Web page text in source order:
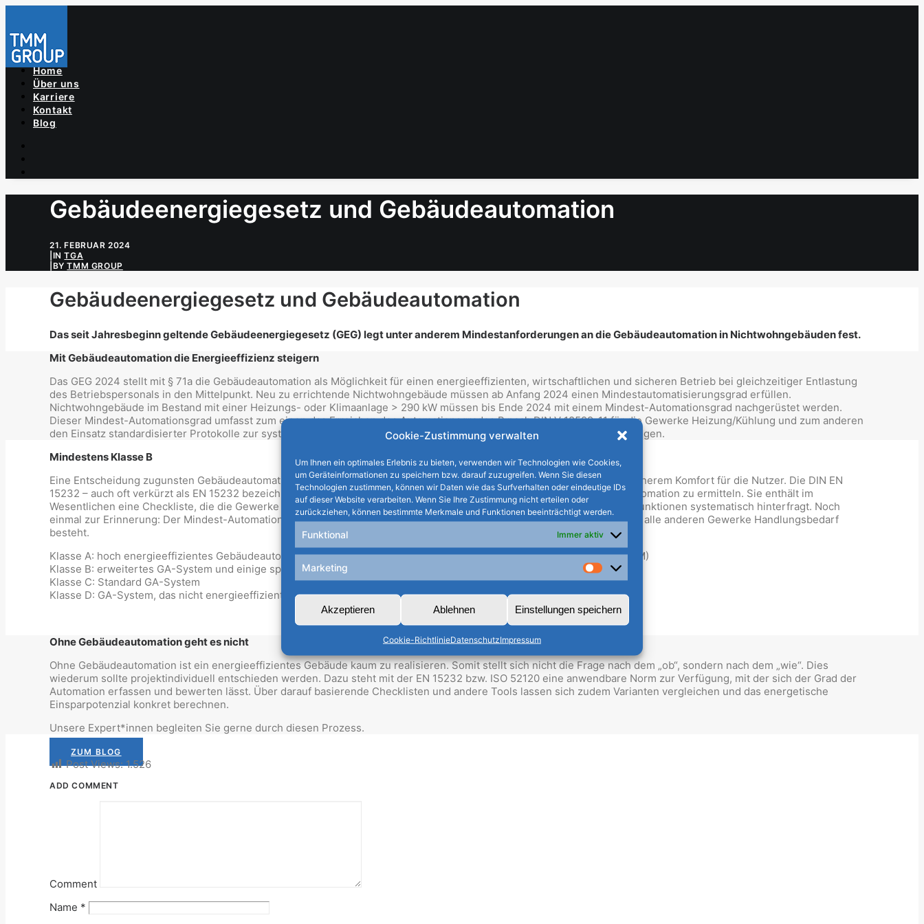
Cookie-Zustimmung verwalten
Um Ihnen ein optimales Erlebnis zu bieten, verwenden wir Technologien wie Cookies,
um Geräteinformationen zu speichern bzw. darauf zuzugreifen. Wenn Sie diesen
Technologien zustimmen, können wir Daten wie das Surfverhalten oder eindeutige IDs
auf dieser Website verarbeiten. Wenn Sie Ihre Zustimmung nicht erteilen oder
zurückziehen, können bestimmte Merkmale und Funktionen beeinträchtigt werden.
Funktional Immer aktiv
Marketing Marketing
Akzeptieren Ablehnen Einstellungen speichern
Cookie-RichtlinieDatenschutzImpressum
Home
Über uns
Karriere
Kontakt
Blog
Gebäudeenergiegesetz und Gebäudeautomation
21. FEBRUAR 2024
INTGA
BYTMM GROUP
Gebäudeenergiegesetz und Gebäudeautomation
Das seit Jahresbeginn geltende Gebäudeenergiegesetz (GEG) legt unter anderem Mindestanforderungen an die Gebäudeautomation in Nichtwohngebäuden fest.
Mit Gebäudeautomation die Energieeffizienz steigern
Das GEG 2024 stellt mit § 71a die Gebäudeautomation als Möglichkeit für einen energieeffizienten, wirtschaftlichen und sicheren Betrieb bei gleichzeitiger Entlastung
des Betriebspersonals in den Mittelpunkt. Neu zu errichtende Nichtwohngebäude müssen ab Anfang 2024 einen Mindestautomatisierungsgrad erfüllen.
Nichtwohngebäude im Bestand mit einer Heizungs- oder Klimaanlage > 290 kW müssen bis Ende 2024 mit einem Mindest-Automationsgrad nachgerüstet werden.
Dieser Mindest-Automationsgrad umfasst zum einen das Erreichen des Automationsgrades B nach DIN V 18599-11 für die Gewerke Heizung/Kühlung und zum anderen
den Einsatz standardisierter Protokolle zur system- und herstellerübergreifenden Kopplung aller Systeme und Anwendungen.
Mindestens Klasse B
Eine Entscheidung zugunsten Gebäudeautomation bedeutet eine Chance zu höherer Energieeffizienz und gleichzeitig höherem Komfort für die Nutzer. Die DIN EN
15232 – auch oft verkürzt als EN 15232 bezeichnet – ermöglicht es, das energetische Einsparpotenzial durch Gebäudeautomation zu ermitteln. Sie enthält im
Wesentlichen eine Checkliste, die die Gewerke Heizung, Kühlung, Lüftung, Beleuchtung, Verschattung und Managementfunktionen systematisch hinterfragt. Noch
einmal zur Erinnerung: Der Mindest-Automationsgrad liegt bei „Klasse B“. Im Umkehrschluss bedeutet dies, dass auch für alle anderen Gewerke Handlungsbedarf
besteht.
Klasse A: hoch energieeffizientes Gebäudeautomationssystem (GA-System) und Technisches Gebäudemanagement (TGM)
Klasse B: erweitertes GA-System und einige spezielle TGM-Funktionen
Klasse C: Standard GA-System
Klasse D: GA-System, das nicht energieeffizient ist
Ohne Gebäudeautomation geht es nicht
Ohne Gebäudeautomation ist ein energieeffizientes Gebäude kaum zu realisieren. Somit stellt sich nicht die Frage nach dem „ob“, sondern nach dem „wie“. Dies
wiederum sollte projektindividuell entschieden werden. Dazu steht mit der EN 15232 bzw. ISO 52120 eine anwendbare Norm zur Verfügung, mit der sich der Grad der
Automation erfassen und bewerten lässt. Über darauf basierende Checklisten und andere Tools lassen sich zudem Varianten vergleichen und das energetische
Einsparpotenzial konkret berechnen.
Unsere Expert*innen begleiten Sie gerne durch diesen Prozess.
ZUM BLOG
Post Views: 1.526
ADD COMMENT
Comment
Name *